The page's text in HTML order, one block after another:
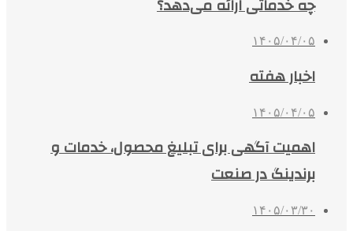
۱۴۰۵/۰۴/۰۵
اخبار هفته
۱۴۰۵/۰۴/۰۵
اهمیت آگهی برای تبلیغ محصول، خدمات و
برندینگ در صنعت
۱۴۰۵/۰۳/۳۰